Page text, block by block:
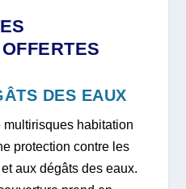
DES EAUX
habitation
protection contre les
aux dégâts des eaux.